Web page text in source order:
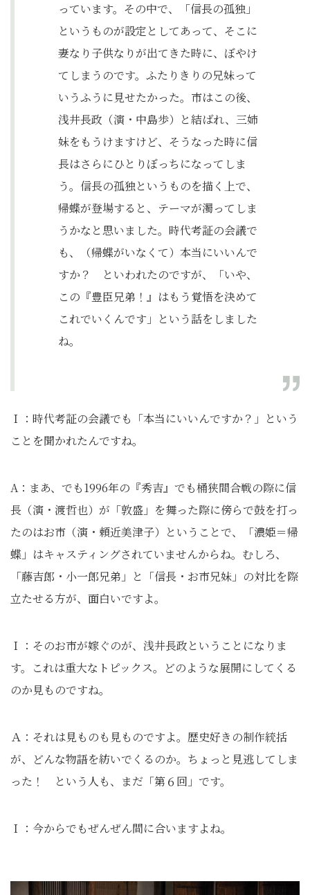
っています。その中で、「信長の孤独」
というものが設定としてあって、そこに
妻なり子供なりが出てきた時に、ぼやけ
てしまうのです。ふたりきりの兄妹って
いうふうに見せたかった。市はこの後、
浅井長政（演・中島歩）と結ばれ、三姉
妹をもうけますけど、そうなった時に信
長はさらにひとりぼっちになってしま
う。信長の孤独というものを描く上で、
帰蝶が登場すると、テーマが濁ってしま
うかなと思いました。時代考証の会議で
も、（帰蝶がいなくて）本当にいいんで
すか？ といわれたのですが、「いや、
この『豊臣兄弟！』はもう覚悟を決めて
これでいくんです」という話をしました
ね。
Ｉ：時代考証の会議でも「本当にいいんですか？」という
ことを聞かれたんですね。
A：まあ、でも1996年の『秀吉』でも桶狭間合戦の際に信
長（演・渡哲也）が「敦盛」を舞った際に傍らで鼓を打っ
たのはお市（演・頼近美津子）ということで、「濃姫＝帰
蝶」はキャスティングされていませんからね。むしろ、
「藤吉郎・小一郎兄弟」と「信長・お市兄妹」の対比を際
立たせる方が、面白いですよ。
Ｉ：そのお市が嫁ぐのが、浅井長政ということになりま
す。これは重大なトピックス。どのような展開にしてくる
のか見ものですね。
Ａ：それは見ものも見ものですよ。歴史好きの制作統括
が、どんな物語を紡いでくるのか。ちょっと見逃してしま
った！ という人も、まだ「第６回」です。
Ｉ：今からでもぜんぜん間に合いますよね。